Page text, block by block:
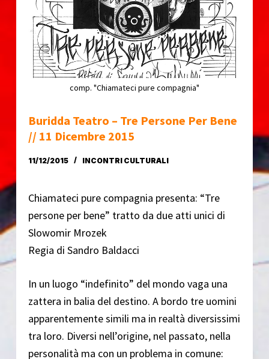
comp. "Chiamateci pure compagnia"
Buridda Teatro – Tre Persone Per Bene
// 11 Dicembre 2015
11/12/2015 INCONTRI CULTURALI
Chiamateci pure compagnia presenta: “Tre
persone per bene” tratto da due atti unici di
Slowomir Mrozek
Regia di Sandro Baldacci
In un luogo “indefinito” del mondo vaga una
zattera in balia del destino. A bordo tre uomini
apparentemente simili ma in realtà diversissimi
tra loro. Diversi nell’origine, nel passato, nella
personalità ma con un problema in comune: